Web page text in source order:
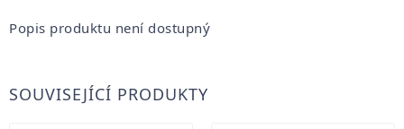
Popis produktu není dostupný
SOUVISEJÍCÍ PRODUKTY